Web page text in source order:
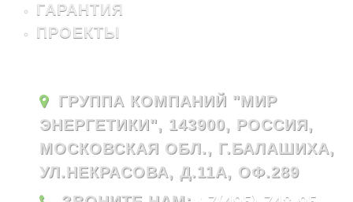
ГАРАНТИЯ
ПРОЕКТЫ
ГРУППА КОМПАНИЙ "МИР
ЭНЕРГЕТИКИ", 143900, РОССИЯ,
МОСКОВСКАЯ ОБЛ., Г.БАЛАШИХА,
УЛ.НЕКРАСОВА, Д.11А, ОФ.289